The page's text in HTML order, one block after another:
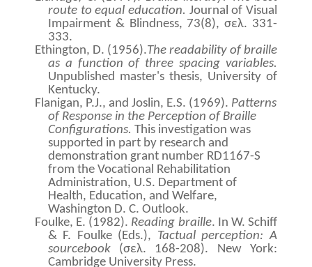
route to equal education. Journal of Visual
Impairment & Blindness, 73(8), σελ. 331-
333.
Ethington, D. (1956).The readability of braille
as a function of three spacing variables.
Unpublished master's thesis, University of
Kentucky.
Flanigan, P.J., and Joslin, E.S. (1969). Patterns
of Response in the Perception of Braille
Configurations. This investigation was
supported in part by research and
demonstration grant number RD1167-S
from the Vocational Rehabilitation
Administration, U.S. Department of
Health, Education, and Welfare,
Washington D. C. Outlook.
Foulke, E. (1982). Reading braille. In W. Schiff
& F. Foulke (Eds.), Tactual perception: A
sourcebook (σελ. 168-208). New York:
Cambridge University Press.